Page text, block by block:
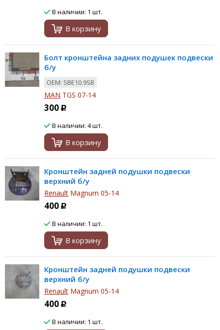
В наличии: 1 шт.
В корзину
Болт кронштейна задних подушек подвески
б/у
ОЕМ: SBE10.9SB
MAN TGS 07-14
300 Р
В наличии: 4 шт.
В корзину
Кронштейн задней подушки подвески
верхний б/у
Renault Magnum 05-14
400 Р
В наличии: 1 шт.
В корзину
Кронштейн задней подушки подвески
верхний б/у
Renault Magnum 05-14
400 Р
В наличии: 1 шт.